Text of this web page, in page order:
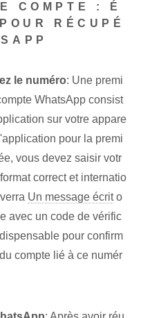
COMPTE : É
RÉCUPÉ
le numéro: Une premi
WhatsApp consist
sur votre appare
pour la premi
vous devez saisir votr
correct et internatio
Un message écrito
avec un code de vérific
pour confirm
compte lié à ce numér